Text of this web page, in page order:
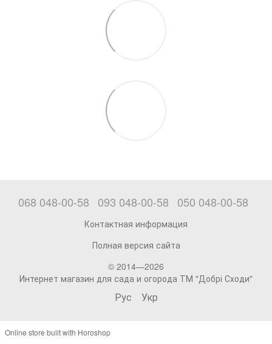
068 048-00-58 093 048-00-58 050 048-00-58
Контактная информация
Полная версия сайта
© 2014—2026
Интернет магазин для сада и огорода ТМ "Добрі Сходи"
Рус Укр
Online store built with Horoshop